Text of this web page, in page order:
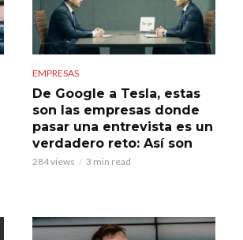
EMPRESAS
De Google a Tesla, estas
son las empresas donde
pasar una entrevista es un
verdadero reto: Así son
284 views 3 min read